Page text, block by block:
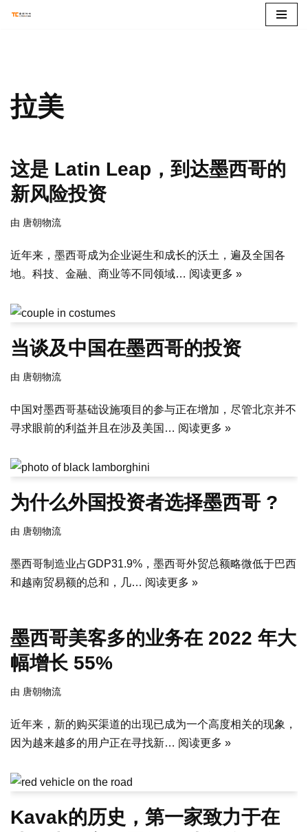
文
拉美
这是 Latin Leap，到达墨西哥的
新风险投资
由 唐朝物流
近年来，墨西哥成为企业诞生和成长的沃土，遍及全国各
地。科技、金融、商业等不同领域… 阅读更多 »
当谈及中国在墨西哥的投资
由 唐朝物流
中国对墨西哥基础设施项目的参与正在增加，尽管北京并不
寻求眼前的利益并且在涉及美国… 阅读更多 »
为什么外国投资者选择墨西哥 ?
由 唐朝物流
墨西哥制造业占GDP31.9%，墨西哥外贸总额略微低于巴西
和越南贸易额的总和，几… 阅读更多 »
墨西哥美客多的业务在 2022 年大
幅增长 55%
由 唐朝物流
近年来，新的购买渠道的出现已成为一个高度相关的现象，
因为越来越多的用户正在寻找新… 阅读更多 »
Kavak的历史，第一家致力于在